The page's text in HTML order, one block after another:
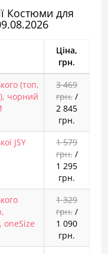
Костюми для
Ціна,
грн.
(топ,
чорний
3 469
грн./
2 845
грн.
JSY
1 579
грн./
1 295
грн.
oneSize
1 329
грн./
1 090
грн.